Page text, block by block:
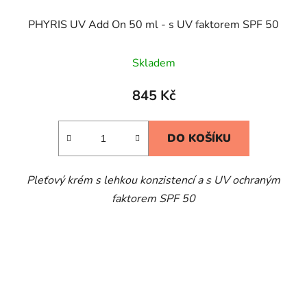
PHYRIS UV Add On 50 ml - s UV faktorem SPF 50
hodnocení
produktu
5,0
hvězdiček.
Skladem
845 Kč
DO KOŠÍKU
Pleťový krém s lehkou konzistencí a s UV ochraným
faktorem SPF 50